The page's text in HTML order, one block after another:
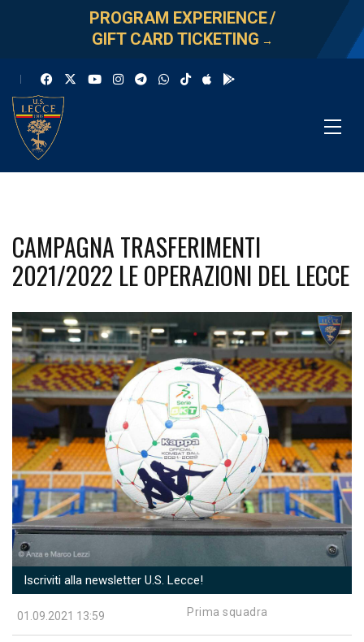
PROGRAM EXPERIENCE/
GIFT CARD TICKETING →
CAMPAGNA TRASFERIMENTI
2021/2022 LE OPERAZIONI DEL LECCE
Iscriviti alla newsletter U.S. Lecce!
01.09.2021 13:59 Prima squadra